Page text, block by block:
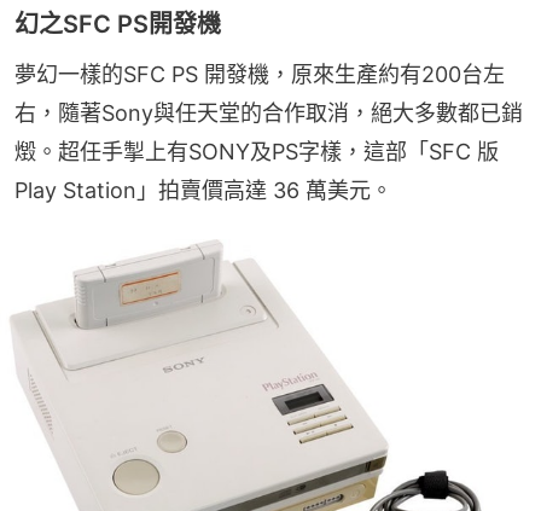
幻之SFC PS開發機
夢幻一樣的SFC PS 開發機，原來生產約有200台左
右，隨著Sony與任天堂的合作取消，絕大多數都已銷
燬。超任手掣上有SONY及PS字樣，這部「SFC 版
Play Station」拍賣價高達 36 萬美元。